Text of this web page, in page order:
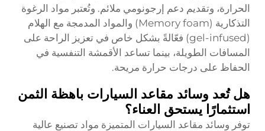
الحرارة، وتقديم دعم إرجونومي ملائم. وتُعتبر مواد الرغوة
التذكارية (Memory foam) والمواد المدمجة مع الهلام
(gel-infused) فعّالةً بشكل خاص في تعزيز الراحة على
المسافات الطويلة، بينما تساعد الأقمشة التنفسية في
الحفاظ على درجات حرارة مريحة.
هل تُعد وسائد مقاعد السيارات باهظة الثمن
استثمارًا يستحق العناء؟
توفر وسائد مقاعد السيارات المتميزة مواد تصنيع عالية